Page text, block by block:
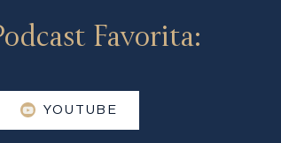
Favorita:
YOUTUBE